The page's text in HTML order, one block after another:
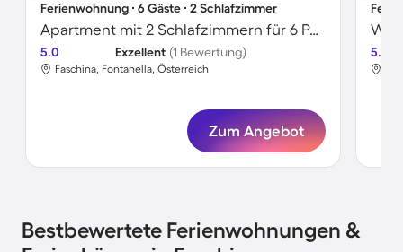
Ferienwohnung ∙ 6 Gäste ∙ 2 Schlafzimmer
Apartment mit 2 Schlafzimmern für 6 Personen
5.0 Exzellent (1 Bewertung)
Faschina, Fontanella, Österreich
Zum Angebot
5.0
Bestbewertete Ferienwohnungen &